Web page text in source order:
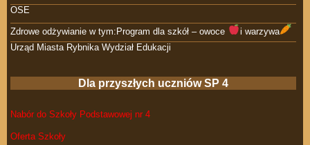
OSE
Zdrowe odżywianie w tym:Program dla szkół – owoce
i warzywa
Urząd Miasta Rybnika Wydział Edukacji
Dla przyszłych uczniów SP 4
Nabór do Szkoły Podstawowej nr 4
Oferta Szkoły